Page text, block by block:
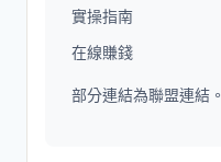
實操指南
在線賺錢
部分連結為聯盟連結。